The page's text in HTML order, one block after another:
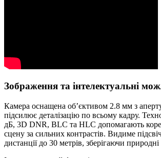
Зображення та інтелектуальні
Камера оснащена об’єктивом 2.8 мм з
підсилює деталізацію по всьому кадру.
дБ, 3D DNR, BLC та HLC допомагають
сцену за сильних контрастів. Видиме
дистанції до 30 метрів, зберігаючи